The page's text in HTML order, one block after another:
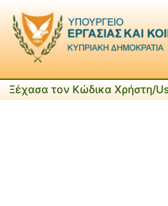
Ξέχασα τον Κώδικα Χρήστη/